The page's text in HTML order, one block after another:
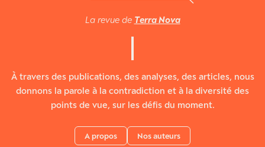
La revue de Terra Nova
À travers des publications, des analyses, des articles, nous
donnons la parole à la contradiction et à la diversité des
points de vue, sur les défis du moment.
A propos Nos auteurs